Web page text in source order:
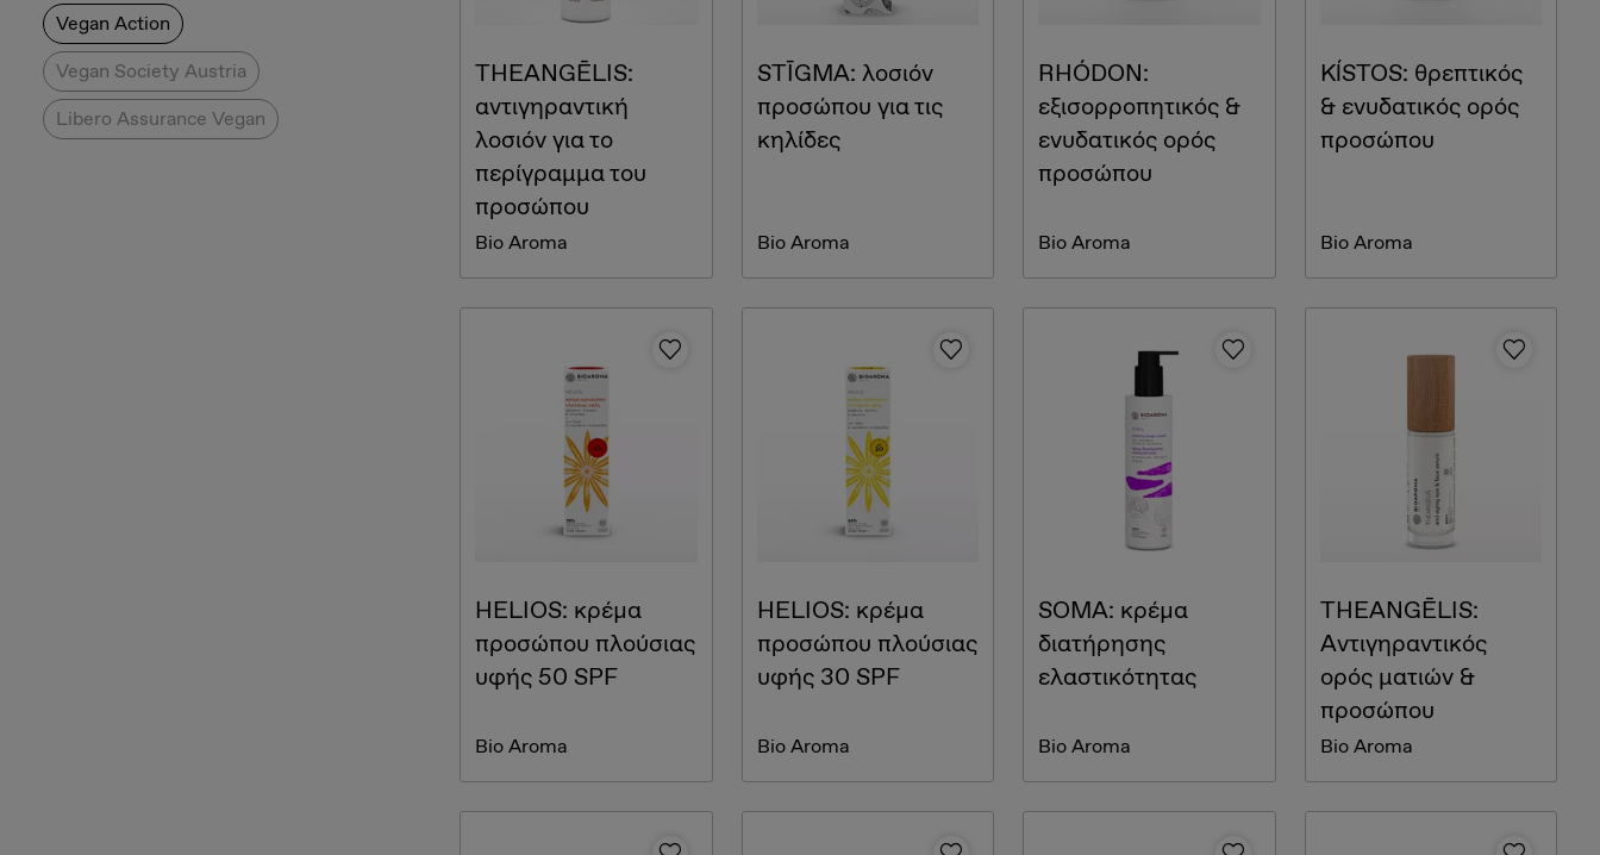
Vegan Action
Vegan Society Austria
Libero Assurance Vegan
THEANGĒLIS:
αντιγηραντική
λοσιόν για το
περίγραμμα του
προσώπου
Bio Aroma
STĪGMA: λοσιόν
προσώπου για τις
κηλίδες
Bio Aroma
RHÓDON:
εξισορροπητικός &
ενυδατικός ορός
προσώπου
Bio Aroma
KĺSTOS: θρεπτικός
& ενυδατικός ορός
προσώπου
Bio Aroma
HELIOS: κρέµα
προσώπου πλούσιας
υφής 50 SPF
Bio Aroma
HELIOS: κρέµα
προσώπου πλούσιας
υφής 30 SPF
Bio Aroma
SOMA: κρέµα
διατήρησης
ελαστικότητας
Bio Aroma
THEANGĒLIS:
Αντιγηραντικός
ορός ματιών &
προσώπου
Bio Aroma